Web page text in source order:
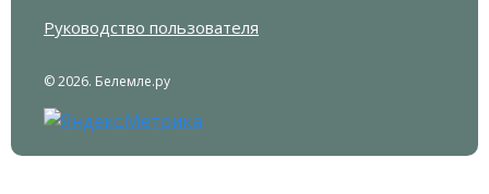
Руководство пользователя
© 2026. Белемле.ру